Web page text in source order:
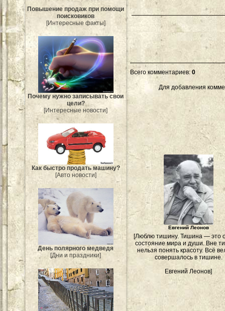
Повышение продаж при помощи
поисковиков
[Интересные факты]
Почему нужно записывать свои
цели?
[Интересные новости]
Как быстро продать машину?
[Авто новости]
День полярного медведя
[Дни и праздники]
Всего комментариев: 0
Для добавления
Евгений Леонов
[Люблю тишину. Тишина — это
состояние мира и души. Вне
нельзя понять красоту. Всё
совершалось в тишине.
Евгений Леонов]